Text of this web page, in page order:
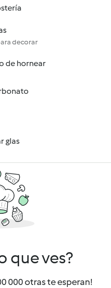
decorar
de hornear
glas
que ves?
000 otras te esperan!